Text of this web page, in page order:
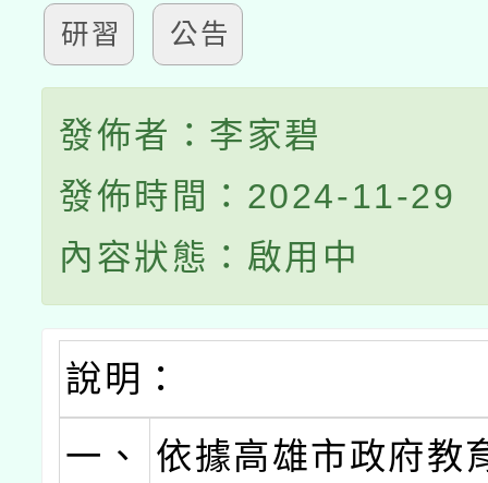
研習 公告
發佈者：李家碧
發佈時間：2024-11-29
內容狀態：啟用中
說明：
一、
依據高雄市政府教